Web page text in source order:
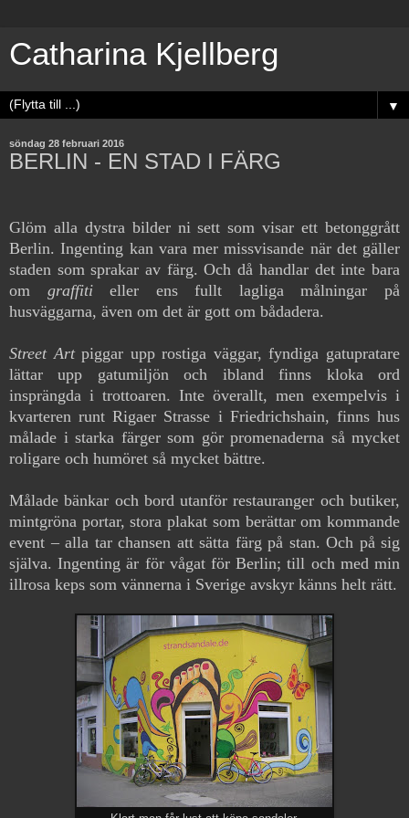
Catharina Kjellberg
▼
söndag 28 februari 2016
BERLIN - EN STAD I FÄRG
Glöm alla dystra bilder ni sett som visar ett betonggrått
Berlin. Ingenting kan vara mer missvisande när det gäller
staden som sprakar av färg. Och då handlar det inte bara
om graffitieller ens fullt lagliga målningar på
husväggarna, även om det är gott om bådadera.
Street Artpiggar upp rostiga väggar, fyndiga gatupratare
lättar upp gatumiljön och ibland finns kloka ord
insprängda i trottoaren. Inte överallt, men exempelvis i
kvarteren runt Rigaer Strasse i Friedrichshain, finns hus
målade i starka färger som gör promenaderna så mycket
roligare och humöret så mycket bättre.
Målade bänkar och bord utanför restauranger och butiker,
mintgröna portar, stora plakat som berättar om kommande
event – alla tar chansen att sätta färg på stan. Och på sig
själva. Ingenting är för vågat för Berlin; till och med min
illrosa keps som vännerna i Sverige avskyr känns helt rätt.